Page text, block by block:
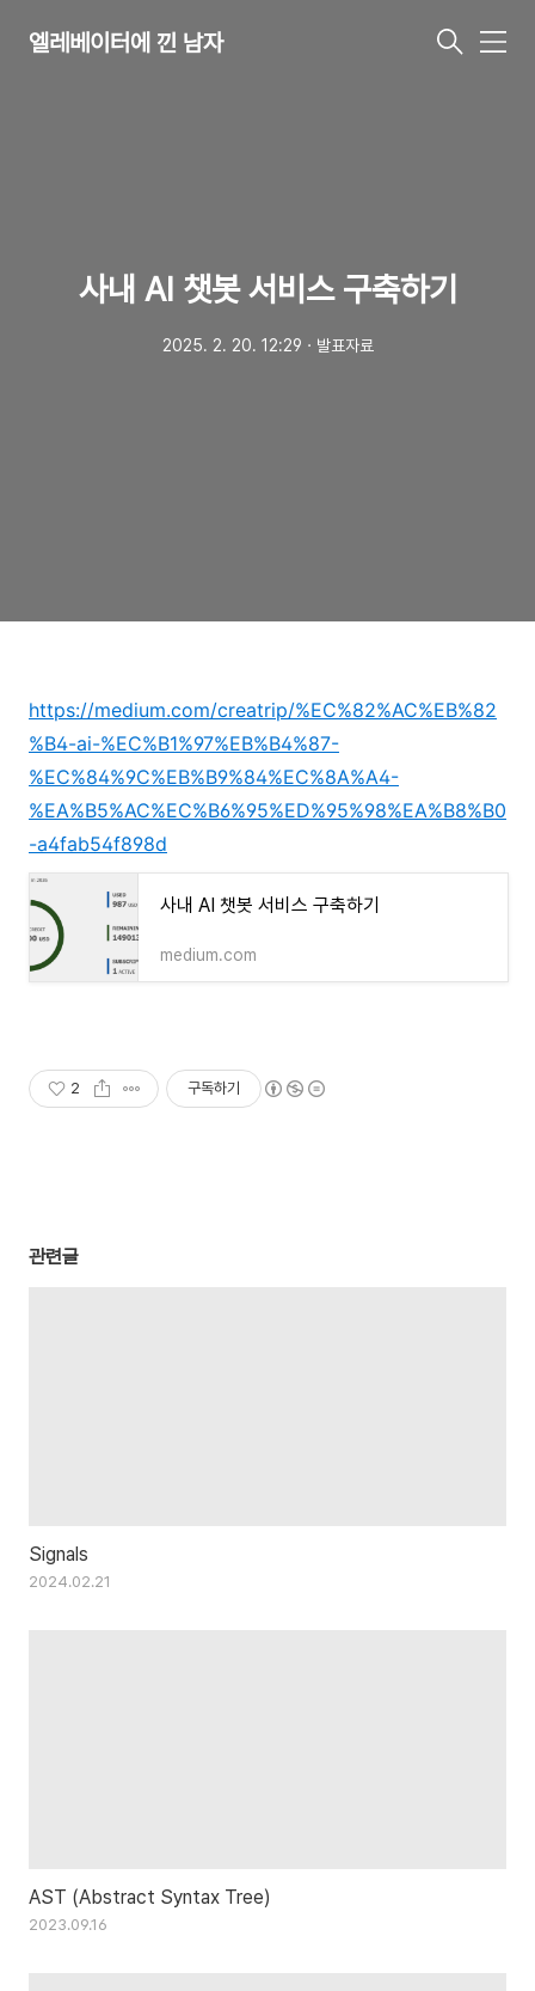
엘레베이터에 낀 남자
메
사내 AI 챗봇 서비스 구축하기
2025. 2. 20. 12:29 ㆍ 발표자료
https://medium.com/creatrip/%EC%82%AC%EB%82
%B4-ai-%EC%B1%97%EB%B4%87-
%EC%84%9C%EB%B9%84%EC%8A%A4-
%EA%B5%AC%EC%B6%95%ED%95%98%EA%B8%B0
-a4fab54f898d
사내 AI 챗봇 서비스 구축하기
medium.com
2 구독하기
관련글
Signals
2024.02.21
AST (Abstract Syntax Tree)
2023.09.16